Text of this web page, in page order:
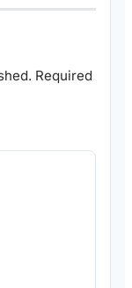
Required